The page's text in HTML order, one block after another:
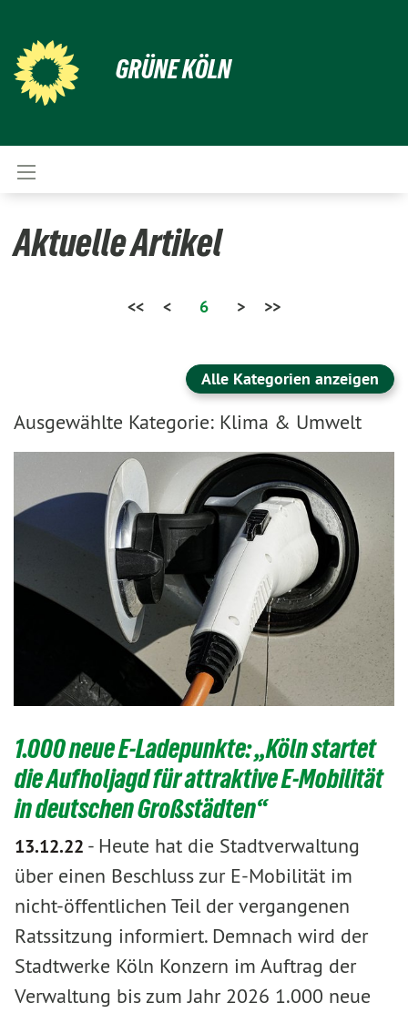
GRÜNE KÖLN
Aktuelle Artikel
<< < 6 > >>
Alle Kategorien anzeigen
Ausgewählte Kategorie: Klima & Umwelt
1.000 neue E-Ladepunkte: „Köln startet
die Aufholjagd für attraktive E-Mobilität
in deutschen Großstädten“
13.12.22 - Heute hat die Stadtverwaltung
über einen Beschluss zur E-Mobilität im
nicht-öffentlichen Teil der vergangenen
Ratssitzung informiert. Demnach wird der
Stadtwerke Köln Konzern im Auftrag der
Verwaltung bis zum Jahr 2026 1.000 neue